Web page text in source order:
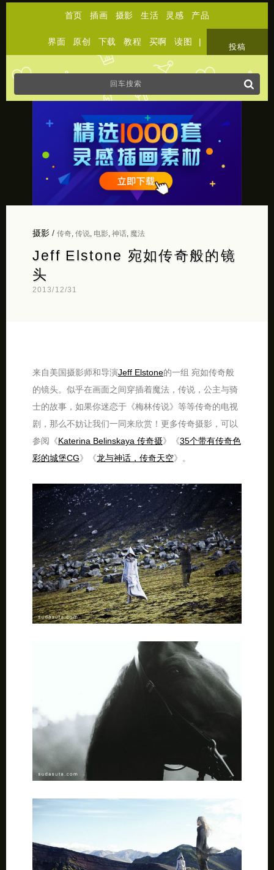
首页 插画 摄影 生活 灵感 产品
界面 原创 下载 教程 买啊 读图 |
投稿
摄影/ 传奇, 传说, 电影, 神话, 魔法
Jeff Elstone 宛如传奇般的镜
头
2013/12/31
来自美国摄影师和导演Jeff Elstone的一组 宛如传奇般
的镜头。似乎在画面之间穿插着魔法，传说，公主与骑
士的故事，如果你迷恋于《梅林传说》等等传奇的电视
剧，那么不妨让我们一同来欣赏！更多传奇摄影，可以
参阅《Katеrinа Belinskaya 传奇摄》《35个带有传奇色
彩的城堡CG》《龙与神话，传奇天空》。